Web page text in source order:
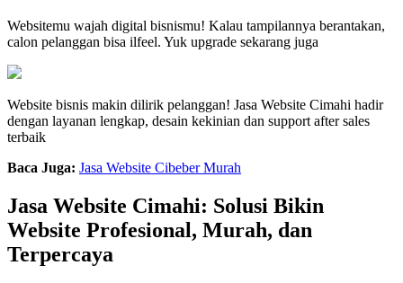
Websitemu wajah digital bisnismu! Kalau tampilannya berantakan,
calon pelanggan bisa ilfeel. Yuk upgrade sekarang juga
Website bisnis makin dilirik pelanggan! Jasa Website Cimahi hadir
dengan layanan lengkap, desain kekinian dan support after sales
terbaik
Baca Juga: Jasa Website Cibeber Murah
Jasa Website Cimahi: Solusi Bikin
Website Profesional, Murah, dan
Terpercaya